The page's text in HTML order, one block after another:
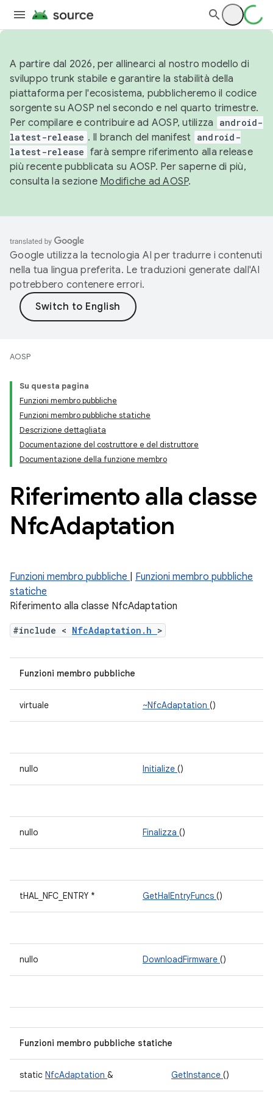
A partire dal 2026, per allinearci al nostro modello di
sviluppo trunk stabile e garantire la stabilità della
piattaforma per l'ecosistema, pubblicheremo il codice
sorgente su AOSP nel secondo e nel quarto trimestre.
Per compilare e contribuire ad AOSP, utilizza
android-
latest-release . Il branch del manifest android-
latest-release farà sempre riferimento alla release
più recente pubblicata su AOSP. Per saperne di più,
consulta la sezione Modifiche ad AOSP.
Google utilizza la tecnologia AI per tradurre i contenuti
nella tua lingua preferita. Le traduzioni generate dall'AI
potrebbero contenere errori.
AOSP
Su questa pagina
Funzioni membro pubbliche
Funzioni membro pubbliche statiche
Descrizione dettagliata
Documentazione del costruttore e del distruttore
Documentazione della funzione membro
Riferimento alla classe
NfcAdaptation
Funzioni membro pubbliche
Funzioni membro pubbliche
statiche
Riferimento alla classe NfcAdaptation
#include < NfcAdaptation.h >
Funzioni membro pubbliche
virtuale ~NfcAdaptation ()
nullo Initialize ()
nullo Finalizza ()
tHAL_NFC_ENTRY * GetHalEntryFuncs ()
nullo DownloadFirmware ()
Funzioni membro pubbliche statiche
static NfcAdaptation & GetInstance ()